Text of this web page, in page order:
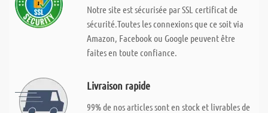
Notre site est sécurisée par SSL certificat de
sécurité.Toutes les connexions que ce soit via
Amazon, Facebook ou Google peuvent être
faites en toute confiance.
Livraison rapide
99% de nos articles sont en stock et livrables de